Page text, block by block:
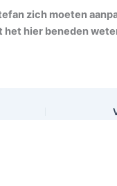
zich moeten
het hier beneden